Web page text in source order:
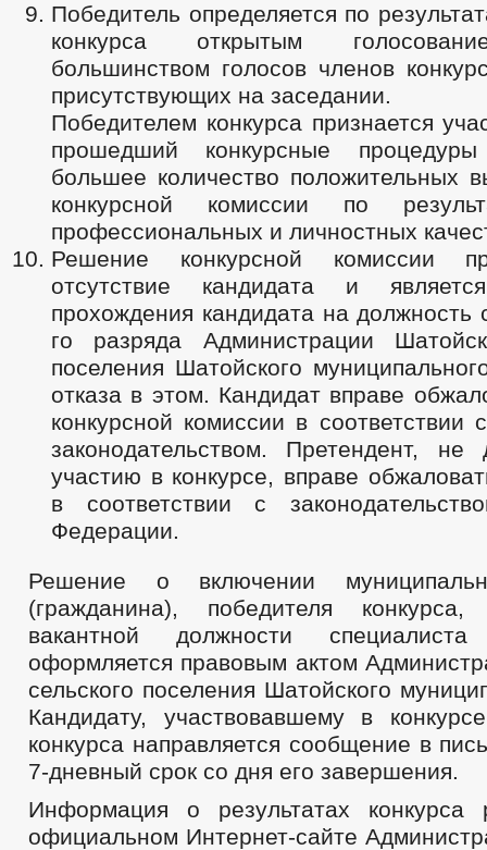
Победитель определяется по
конкурса открытым
большинством голосов членов
присутствующих на заседании.
Победителем конкурса признается
прошедший конкурсные
большее количество положительных
конкурсной комиссии по
профессиональных и личностных
Решение конкурсной комиссии
отсутствие кандидата и
прохождения кандидата на должность
го разряда Администрации
поселения Шатойского
отказа в этом. Кандидат вправе
конкурсной комиссии в соответствии
законодательством. Претендент,
участию в конкурсе, вправе
в соответствии с
Федерации.
Решение о включении
(гражданина), победителя
вакантной должности
оформляется правовым актом
сельского поселения Шатойского
Кандидату, участвовавшему в
конкурса направляется сообщение в
7-дневный срок со дня его завершения.
Информация о результатах конкурса
официальном Интернет-сайте